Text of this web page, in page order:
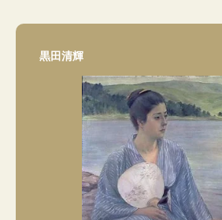
黒田清輝